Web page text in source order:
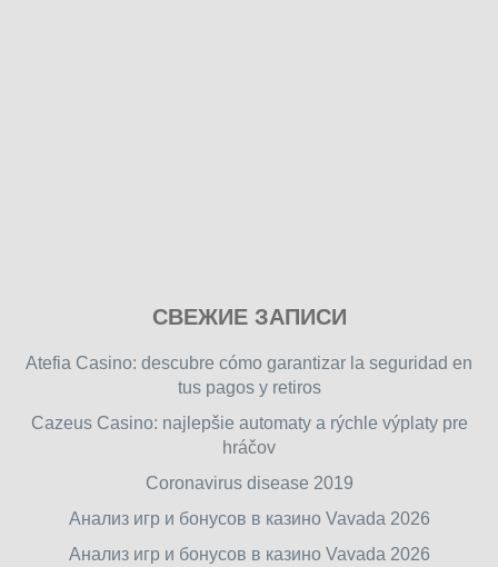
free
games
games.
СВЕЖИЕ ЗАПИСИ
Atefia Casino: descubre cómo garantizar la seguridad en
tus pagos y retiros
Cazeus Casino: najlepšie automaty a rýchle výplaty pre
hráčov
Coronavirus disease 2019
Анализ игр и бонусов в казино Vavada 2026
Анализ игр и бонусов в казино Vavada 2026